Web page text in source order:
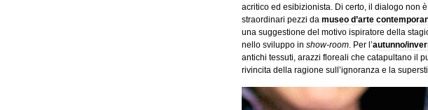
acritico ed esibizionista. Di certo, il dialogo non
straordinari pezzi da museo d’arte
una suggestione del motivo ispiratore della
nello sviluppo in show-room. Per l’autunno/
antichi tessuti, arazzi floreali che catapultano il
rivincita della ragione sull’ignoranza e la